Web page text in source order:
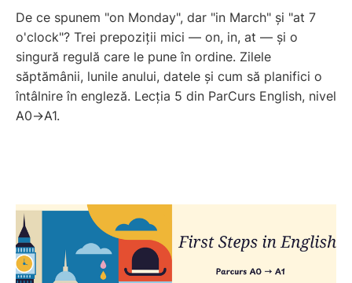
De ce spunem "on Monday", dar "in March" și "at 7
o'clock"? Trei prepoziții mici — on, in, at — și o
singură regulă care le pune în ordine. Zilele
săptămânii, lunile anului, datele și cum să planifici o
întâlnire în engleză. Lecția 5 din ParCurs English, nivel
A0→A1.